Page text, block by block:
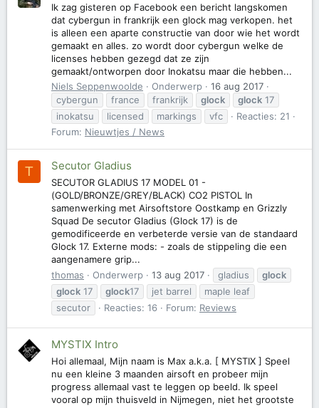
Ik zag gisteren op Facebook een bericht langskomen
dat cybergun in frankrijk een glock mag verkopen. het
is alleen een aparte constructie van door wie het wordt
gemaakt en alles. zo wordt door cybergun welke de
licenses hebben gezegd dat ze zijn
gemaakt/ontworpen door Inokatsu maar die hebben...
Niels Seppenwoolde
Onderwerp
16 aug 2017
cybergun
france frankrijk glock glock 17
inokatsu
licensed markings vfc
Reacties: 21
Forum: Nieuwtjes / News
T Secutor Gladius
SECUTOR GLADIUS 17 MODEL 01 -
(GOLD/BRONZE/GREY/BLACK) CO2 PISTOL In
samenwerking met Airsoftstore Oostkamp en Grizzly
Squad De secutor Gladius (Glock 17) is de
gemodificeerde en verbeterde versie van de standaard
Glock 17. Externe mods: - zoals de stippeling die een
aangenamere grip...
thomas
Onderwerp 13 aug 2017 gladius
glock
glock 17 glock17 jet barrel
maple leaf
secutor
Reacties: 16 Forum: Reviews
MYSTIX Intro
Hoi allemaal, Mijn naam is Max a.k.a. [ MYSTIX ] Speel
nu een kleine 3 maanden airsoft en probeer mijn
progress allemaal vast te leggen op beeld. Ik speel
vooral op mijn thuisveld in Nijmegen, niet het grootste